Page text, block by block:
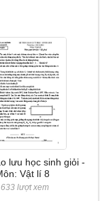
lưu học sinh giỏi -
Vật lí 8
lượt xem